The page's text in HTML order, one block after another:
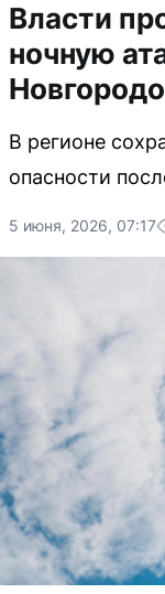
Власти
ночную
В регионе
опасности
5 июня, 2026, 07:17